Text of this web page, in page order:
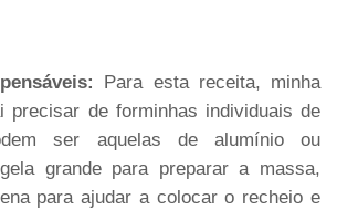
Para esta receita, minha
precisar de forminhas individuais de
ser aquelas de alumínio ou
grande para preparar a massa,
para ajudar a colocar o recheio e